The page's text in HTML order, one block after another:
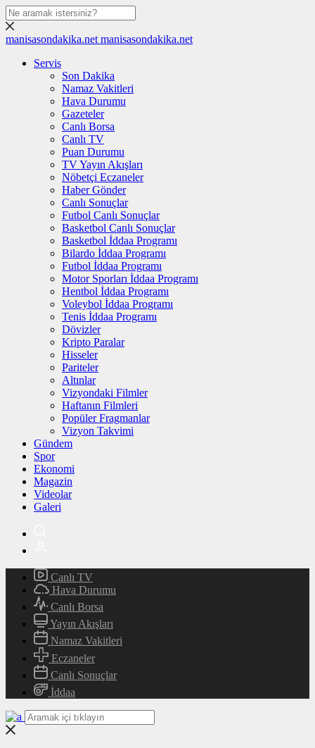
manisasondakika.net manisasondakika.net
Servis
Son Dakika
Namaz Vakitleri
Hava Durumu
Gazeteler
Canlı Borsa
Canlı TV
Puan Durumu
TV Yayın Akışları
Nöbetçi Eczaneler
Haber Gönder
Canlı Sonuçlar
Futbol Canlı Sonuçlar
Basketbol Canlı Sonuçlar
Basketbol İddaa Programı
Bilardo İddaa Programı
Futbol İddaa Programı
Motor Sporları İddaa Programı
Hentbol İddaa Programı
Voleybol İddaa Programı
Tenis İddaa Programı
Dövizler
Kripto Paralar
Hisseler
Pariteler
Altınlar
Vizyondaki Filmler
Haftanın Filmleri
Popüler Fragmanlar
Vizyon Takvimi
Gündem
Spor
Ekonomi
Magazin
Videolar
Galeri
Canlı TV
Hava Durumu
Canlı Borsa
Yayın Akışları
Namaz Vakitleri
Eczaneler
Canlı Sonuçlar
İddaa